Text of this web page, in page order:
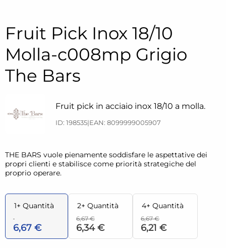
Fruit Pick Inox 18/10
Molla-c008mp Grigio
The Bars
Fruit pick in acciaio inox 18/10 a molla.
ID: 198535|EAN: 8099999005907
THE BARS vuole pienamente soddisfare le aspettative dei
propri clienti e stabilisce come priorità strategiche del
proprio operare.
1+ Quantità
6,67 €
2+ Quantità
6,67 €
6,34 €
4+ Quantità
6,67 €
6,21 €